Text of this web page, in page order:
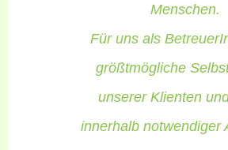
Menschen.
Für uns als
größtmögliche
unserer Klienten
innerhalb notwendiger